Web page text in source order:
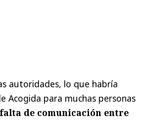
autoridades, lo que habría
Acogida para muchas personas
de comunicación entre